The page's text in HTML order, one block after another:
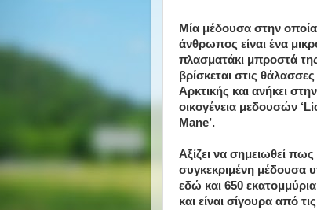
Μία μέδουσα στην
άνθρωπος είναι ένα
πλασματάκι μπροστά
βρίσκεται στις θάλασσες
Αρκτικής και ανήκει στην
οικογένεια μεδουσών
Mane’.
Αξίζει να σημειωθεί πως
συγκεκριμένη μέδουσα
εδώ και 650
και είναι σίγουρα από